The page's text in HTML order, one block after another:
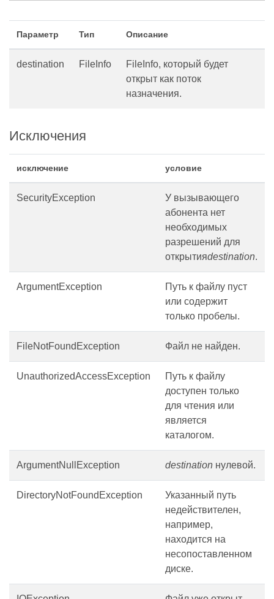
Параметр Тип Описание
destination FileInfo
FileInfo, который будет
открыт как поток
назначения.
Исключения
исключение условие
SecurityException
У вызывающего
абонента нет
необходимых
разрешений для
открытияdestination.
ArgumentException
Путь к файлу пуст
или содержит
только пробелы.
FileNotFoundException Файл не найден.
UnauthorizedAccessException
Путь к файлу
доступен только
для чтения или
является
каталогом.
ArgumentNullException destination нулевой.
DirectoryNotFoundException
Указанный путь
недействителен,
например,
находится на
несопоставленном
диске.